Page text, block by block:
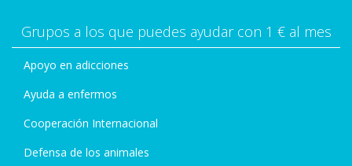
Grupos a los que puedes ayudar con 1 € al mes
Apoyo en adicciones
Ayuda a enfermos
Cooperación Internacional
Defensa de los animales